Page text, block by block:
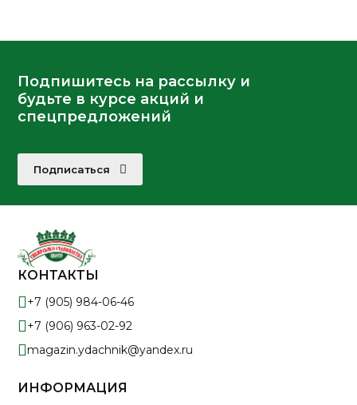
Подпишитесь на рассылку и
будьте в курсе акций и
спецпредложений
Подписаться
КОНТАКТЫ
+7 (905) 984-06-46
+7 (906) 963-02-92
magazin.ydachnik@yandex.ru
ИНФОРМАЦИЯ